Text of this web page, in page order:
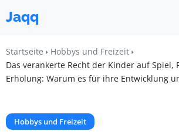
Jaqq
Startseite
Hobbys und Freizeit
Das verankerte Recht der Kinder auf Spiel,
Erholung: Warum es für ihre Entwicklung
Hobbys und Freizeit